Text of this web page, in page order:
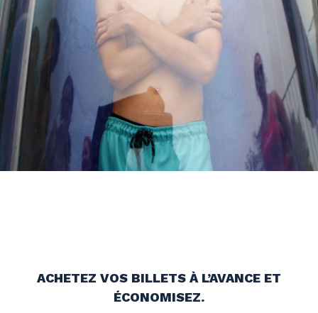
ACHETEZ VOS BILLETS À L’AVANCE ET
ÉCONOMISEZ.